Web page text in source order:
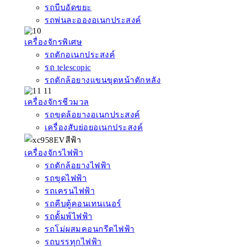
รถบีบอัดขยะ
รถพ่นละอองอเนกประสงค์
เครื่องจักรพิเศษ
รถตักอเนกประสงค์
รถ telescopic
รถตักล้อยางแขนขุดหน้าตักหลัง
เครื่องจักรชีวมวล
รถขุดล้อยางอเนกประสงค์
เครื่องสับย่อยอเนกประสงค์
เครื่องจักรไฟฟ้า
รถตักล้อยางไฟฟ้า
รถขุดไฟฟ้า
รถเครนไฟฟ้า
รถคีบตู้คอนเทนเนอร์
รถดั้มพ์ไฟฟ้า
รถโม่ผสมคอนกรีตไฟฟ้า
รถบรรทุกไฟฟ้า